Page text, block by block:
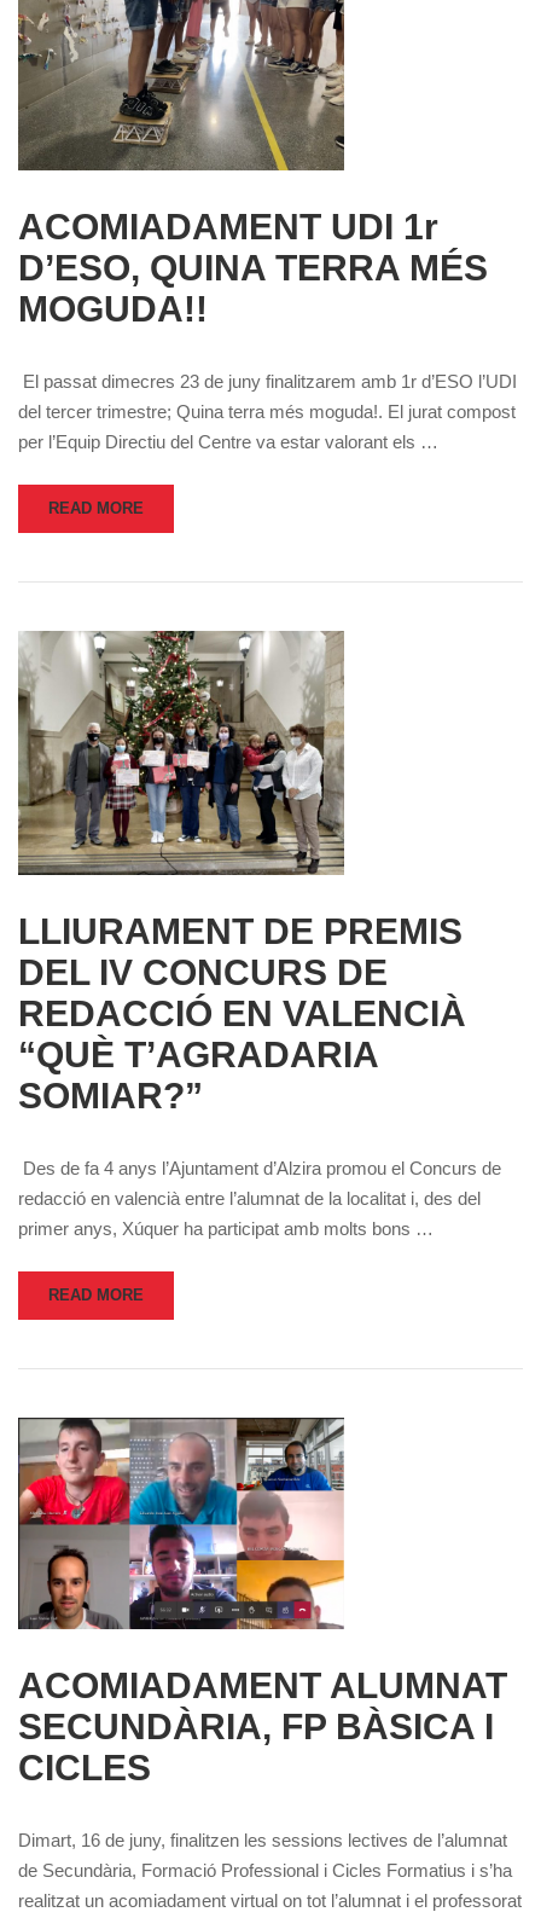
ACOMIADAMENT UDI 1r
D’ESO, QUINA TERRA MÉS
MOGUDA!!
El passat dimecres 23 de juny finalitzarem amb 1r d’ESO l’UDI
del tercer trimestre; Quina terra més moguda!. El jurat compost
per l’Equip Directiu del Centre va estar valorant els …
READ MORE
LLIURAMENT DE PREMIS
DEL IV CONCURS DE
REDACCIÓ EN VALENCIÀ
“QUÈ T’AGRADARIA
SOMIAR?”
Des de fa 4 anys l’Ajuntament d’Alzira promou el Concurs de
redacció en valencià entre l’alumnat de la localitat i, des del
primer anys, Xúquer ha participat amb molts bons …
READ MORE
ACOMIADAMENT ALUMNAT
SECUNDÀRIA, FP BÀSICA I
CICLES
Dimart, 16 de juny, finalitzen les sessions lectives de l’alumnat
de Secundària, Formació Professional i Cicles Formatius i s’ha
realitzat un acomiadament virtual on tot l’alumnat i el professorat